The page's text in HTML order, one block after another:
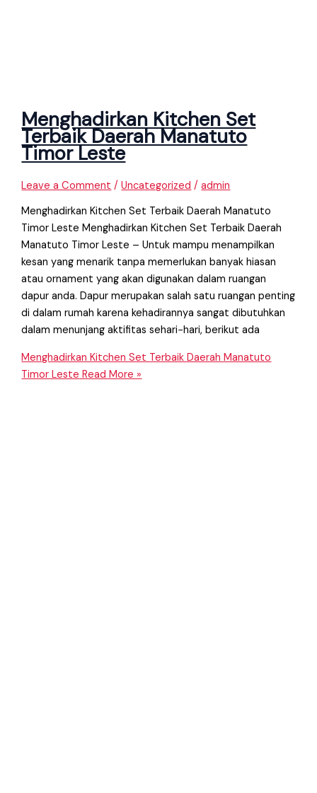
Menghadirkan Kitchen Set
Terbaik Daerah Manatuto
Timor Leste
Leave a Comment /Uncategorized /admin
Menghadirkan Kitchen Set Terbaik Daerah Manatuto
Timor Leste Menghadirkan Kitchen Set Terbaik Daerah
Manatuto Timor Leste – Untuk mampu menampilkan
kesan yang menarik tanpa memerlukan banyak hiasan
atau ornament yang akan digunakan dalam ruangan
dapur anda. Dapur merupakan salah satu ruangan penting
di dalam rumah karena kehadirannya sangat dibutuhkan
dalam menunjang aktifitas sehari−hari, berikut ada
Menghadirkan Kitchen Set Terbaik Daerah Manatuto
Timor Leste Read More »